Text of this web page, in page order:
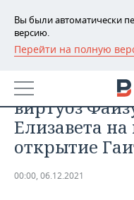
Вы были автоматически
версию.
Перейти на полную
РЕГИОНЫ
БАШКОРТОСТАН
ТАТАРСТАН
УДМУРТИЯ
НОВОСТИ
АНАЛИТИКА
НОВОСТИ
ДЕКЛАРАЦИИ О
ЭКОНОМИКА
НОВОСТИ
ПРОМЫШЛЕННОСТЬ
День в
виртуоз
Елизавета
открытие
00:00, 06.12.2021